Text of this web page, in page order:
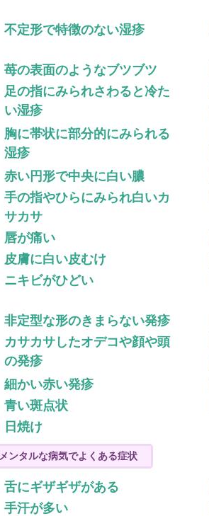
不定形で特徴のない湿疹
苺の表面のようなブツブツ
足の指にみられさわると冷た
い湿疹
胸に帯状に部分的にみられる
湿疹
赤い円形で中央に白い膿
手の指やひらにみられ白いカ
サカサ
唇が痛い
皮膚に白い皮むけ
ニキビがひどい
非定型な形のきまらない発疹
カサカサしたオデコや顔や頭
の発疹
細かい赤い発疹
青い斑点状
日焼け
メンタルな病気でよくある症状
舌にギザギザがある
手汗が多い